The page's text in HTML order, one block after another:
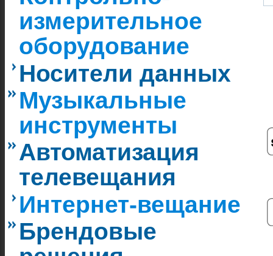
измерительное
оборудование
Носители данных
Музыкальные
инструменты
Автоматизация
телевещания
Интернет-вещание
Брендовые